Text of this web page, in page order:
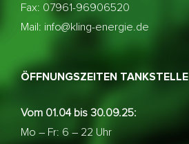
Fax: 07961-96906520
Mail: info@kling-energie.de
ÖFFNUNGSZEITEN TANKSTELLE
Vom 01.04 bis 30.09.25:
Mo – Fr: 6 – 22 Uhr